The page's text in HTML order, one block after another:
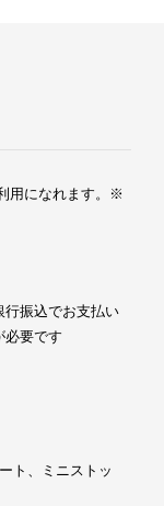
用になれます。※
行振込でお支払い
要です
ト、ミニストッ